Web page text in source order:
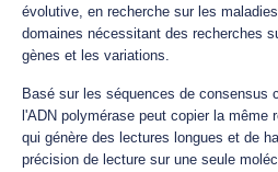
évolutive, en recherche sur les
domaines nécessitant des recherches
gènes et les variations.
Basé sur les séquences de consensus
l'ADN polymérase peut copier la même
qui génère des lectures longues et de
précision de lecture sur une seule